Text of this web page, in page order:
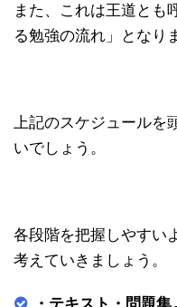
また、これは王道とも
る勉強の流れ」となり
上記のスケジュールを
いでしょう。
各段階を把握しやすい
考えていきましょう。